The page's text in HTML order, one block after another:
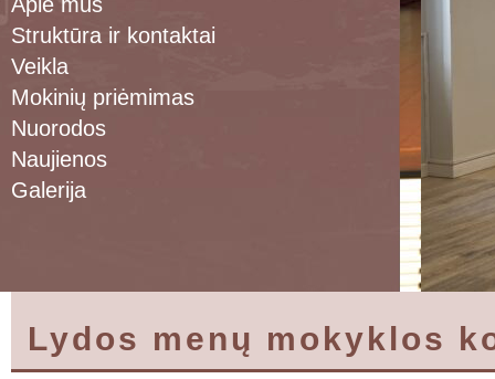
Struktūra ir kontaktai
Veikla
Mokinių priėmimas
Nuorodos
Naujienos
Galerija
Lydos menų mokyklos